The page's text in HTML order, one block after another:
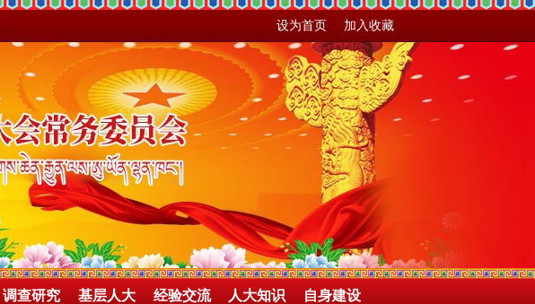
设为首页 加入收藏
调查研究 基层人大 经验交流 人大知识 自身建设